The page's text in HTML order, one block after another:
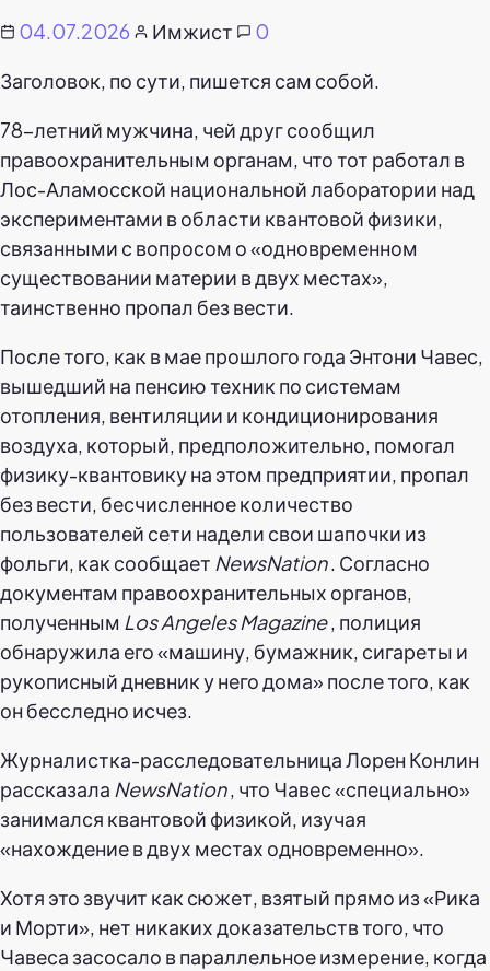
04.07.2026 Имжист
0
Заголовок, по сути, пишется сам собой.
78-летний мужчина, чей друг сообщил
правоохранительным органам, что тот работал в
Лос-Аламосской национальной лаборатории над
экспериментами в области квантовой физики,
связанными с вопросом о «одновременном
существовании материи в двух местах»,
таинственно пропал без вести.
После того, как в мае прошлого года Энтони Чавес,
вышедший на пенсию техник по системам
отопления, вентиляции и кондиционирования
воздуха, который, предположительно, помогал
физику-квантовику на этом предприятии, пропал
без вести, бесчисленное количество
пользователей сети надели свои шапочки из
фольги, как сообщает NewsNation. Согласно
документам правоохранительных органов,
полученным Los Angeles Magazine, полиция
обнаружила его «машину, бумажник, сигареты и
рукописный дневник у него дома» после того, как
он бесследно исчез.
Журналистка-расследовательница Лорен Конлин
рассказала NewsNation, что Чавес «специально»
занимался квантовой физикой, изучая
«нахождение в двух местах одновременно».
Хотя это звучит как сюжет, взятый прямо из «Рика
и Морти», нет никаких доказательств того, что
Чавеса засосало в параллельное измерение, когда